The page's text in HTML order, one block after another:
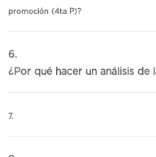
promoción (4ta P)?
¿Por qué hacer un análisis de